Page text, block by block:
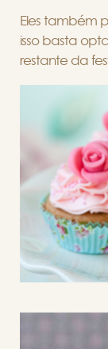
Eles também
isso basta
restante da